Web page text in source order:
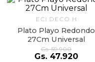
ECI DECO H
Plato Playo Redondo
27Cm Universal
Gs. 59.900
Gs. 47.920